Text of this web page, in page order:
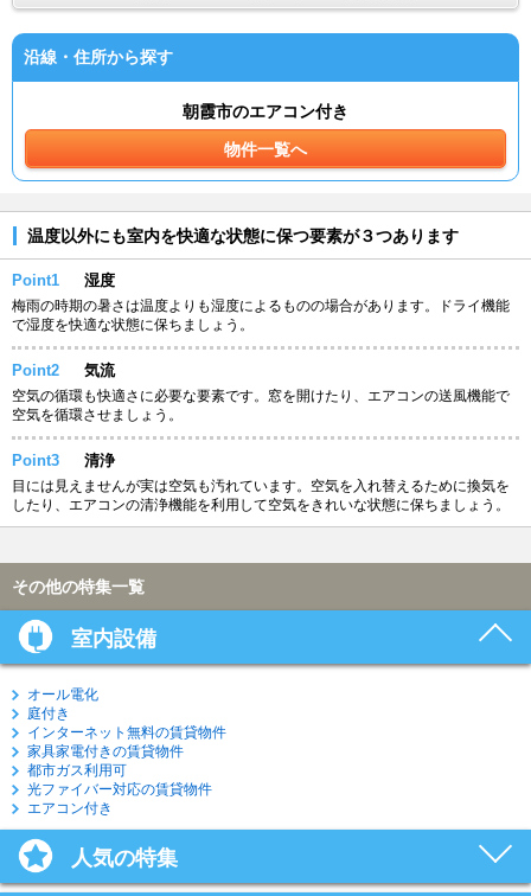
沿線・住所から探す
朝霞市のエアコン付き
物件一覧へ
温度以外にも室内を快適な状態に保つ要素が３つあります
Point1 湿度
梅雨の時期の暑さは温度よりも湿度によるものの場合があります。ドライ機能
で湿度を快適な状態に保ちましょう。
Point2 気流
空気の循環も快適さに必要な要素です。窓を開けたり、エアコンの送風機能で
空気を循環させましょう。
Point3 清浄
目には見えませんが実は空気も汚れています。空気を入れ替えるために換気を
したり、エアコンの清浄機能を利用して空気をきれいな状態に保ちましょう。
その他の特集一覧
室内設備
オール電化
庭付き
インターネット無料の賃貸物件
家具家電付きの賃貸物件
都市ガス利用可
光ファイバー対応の賃貸物件
エアコン付き
人気の特集